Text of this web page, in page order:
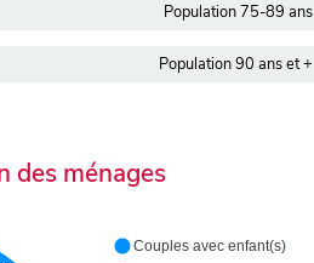
Population 75-89 ans
Population 90 ans et +
des ménages
Couples avec enfant(s)